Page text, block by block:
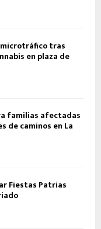
tras
en plaza de
familias afectadas
de caminos en La
Fiestas Patrias